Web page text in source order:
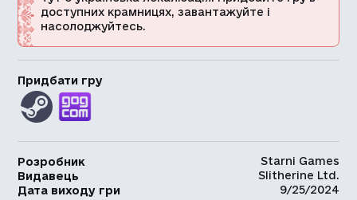
доступних крамницях, завантажуйте і
насолоджуйтесь.
Придбати гру
Розробник
Starni Games
Видавець
Slitherine Ltd.
Дата виходу гри
9/25/2024